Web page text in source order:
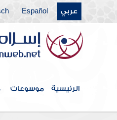
عربي Español
الرئيسية موسوعات
كتاب النفاس
كتاب الصلاة
كتاب اللباس
أبواب اجتناب
أبواب استقبال القبلة